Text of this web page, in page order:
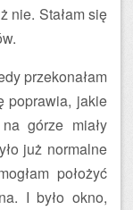
nie. Stałam się
przekonałam
poprawia, jakie
górze miały
już normalne
położyć
I było okno,